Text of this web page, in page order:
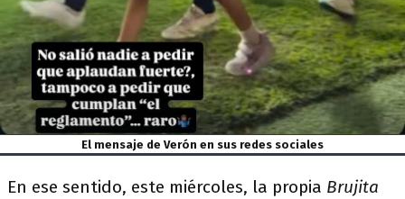
El mensaje de Verón en sus redes sociales
En ese sentido, este miércoles, la propia Brujita